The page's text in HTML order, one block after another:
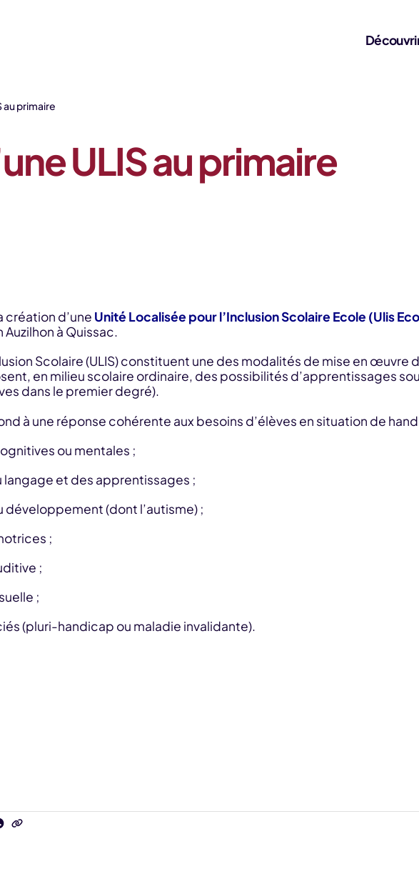
au primaire
ULIS au primaire
création d’une Unité Localisée pour l’Inclusion Scolaire Ecole (Ulis
Auzilhon à Quissac.
Scolaire (ULIS) constituent une des modalités de mise en
en milieu scolaire ordinaire, des possibilités d’apprentissages
dans le premier degré).
à une réponse cohérente aux besoins d’élèves en situation de
ou mentales ;
langage et des apprentissages ;
développement (dont l’autisme) ;
;
;
;
(pluri-handicap ou maladie invalidante).